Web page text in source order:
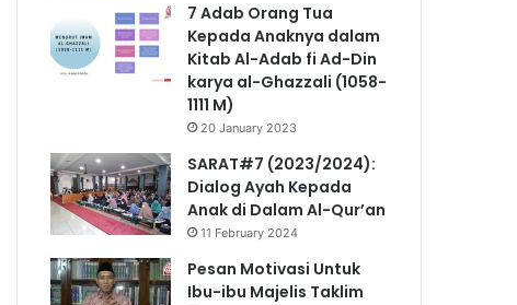
7 Adab Orang Tua
Kepada Anaknya dalam
Kitab Al-Adab fi Ad-Din
karya al-Ghazzali (1058-
1111 M)
20 January 2023
SARAT#7 (2023/2024):
Dialog Ayah Kepada
Anak di Dalam Al-Qur’an
11 February 2024
Pesan Motivasi Untuk
Ibu-ibu Majelis Taklim